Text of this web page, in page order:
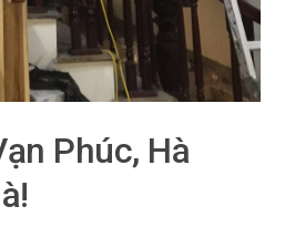
Phúc, Hà